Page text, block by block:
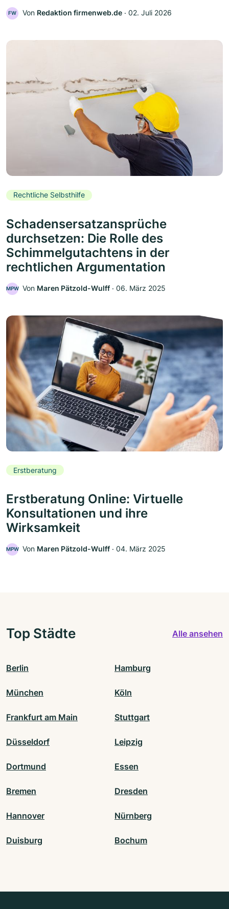
FW Von Redaktion firmenweb.de ‧ 02. Juli 2026
Rechtliche Selbsthilfe
Schadensersatzansprüche
durchsetzen: Die Rolle des
Schimmelgutachtens in der
rechtlichen Argumentation
MPW Von Maren Pätzold-Wulff ‧ 06. März 2025
Erstberatung
Erstberatung Online: Virtuelle
Konsultationen und ihre
Wirksamkeit
MPW Von Maren Pätzold-Wulff ‧ 04. März 2025
Top Städte Alle ansehen
Berlin Hamburg
München Köln
Frankfurt am Main Stuttgart
Düsseldorf Leipzig
Dortmund Essen
Bremen Dresden
Hannover Nürnberg
Duisburg Bochum